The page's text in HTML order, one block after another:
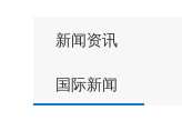
新闻资讯
国际新闻